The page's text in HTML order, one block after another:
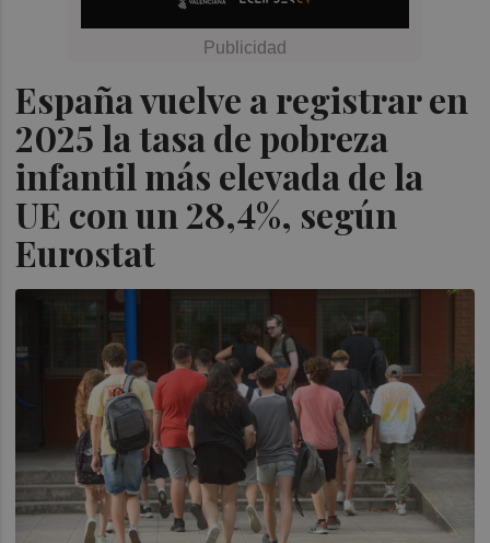
España vuelve a registrar en
2025 la tasa de pobreza
infantil más elevada de la
UE con un 28,4%, según
Eurostat